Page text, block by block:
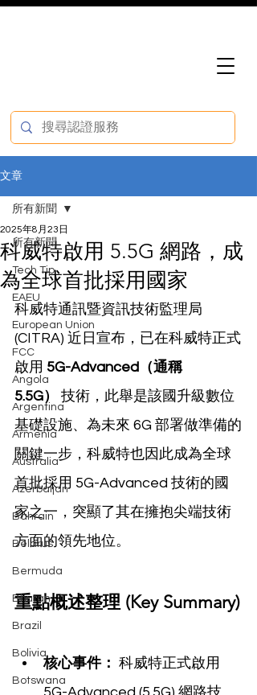
文章
所有新聞
Tech Tip
EAEU
European Union
FCC
Angola
Argentina
Armenia
Australia
Azerbaijan
Bahrain
Belarus
Bermuda
Bhutan
Brazil
Bolivia
Botswana
所有新聞
科威特啟用 5.5G 網路，成
為全球首批採用國家
2025年8月23日
科威特通訊暨資訊技術監理局
(CITRA) 近日宣布，已在科威特正式
啟用 5G-Advanced（通稱
5.5G）
技術，此舉是該國升級數位
基礎設施、為未來 6G 部署做準備的
關鍵一步，科威特也因此成為全球
首批採用 5G-Advanced 技術的國
家之一，突顯了其在擁抱尖端技術
方面的領先地位。
重點概述整理 (Key Summary)
核心事件： 科威特正式啟用